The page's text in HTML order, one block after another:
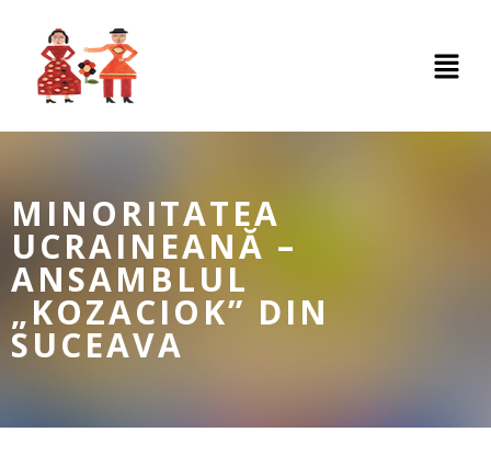
MINORITATEA
UCRAINEANĂ –
ANSAMBLUL
„KOZACIOK” DIN
SUCEAVA